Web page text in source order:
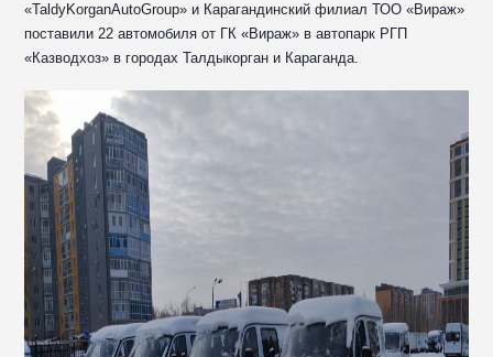
«TaldyKorganAutoGroup» и Карагандинский филиал ТОО «Вираж»
поставили 22 автомобиля от ГК «Вираж» в автопарк РГП
«Казводхоз» в городах Талдыкорган и Караганда.